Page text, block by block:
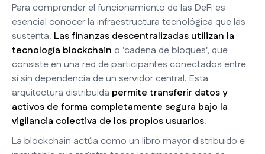
Para comprender el funcionamiento de las DeFi es
esencial conocer la infraestructura tecnológica que las
sustenta. Las finanzas descentralizadas utilizan la
tecnología blockchain o 'cadena de bloques', que
consiste en una red de participantes conectados entre
sí sin dependencia de un servidor central. Esta
arquitectura distribuida permite transferir datos y
activos de forma completamente segura bajo la
vigilancia colectiva de los propios usuarios.
La blockchain actúa como un libro mayor distribuido e